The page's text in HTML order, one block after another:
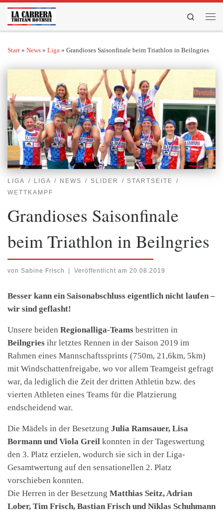
Zum Inhalt springen
Search
Start » News » Liga » Grandioses Saisonfinale beim Triathlon in Beilngries
LIGA LIGA NEWS SLIDER
STARTSEITE
WETTKAMPF
Grandioses Saisonfinale
beim Triathlon in Beilngries
von Sabine Frisch | Veröffentlicht am 20.08.2019
Besser kann ein Saisonabschluss eigentlich nicht laufen –
wir sind geflasht!
Unsere beiden Regionalliga-Teams bestritten in
Beilngries ihr letztes Rennen in der Saison 2019 im
Rahmen eines Mannschaftssprints (750m, 21,6km, 5km)
mit Windschattenfreigabe, wo vor allem Teamgeist gefragt
war, da lediglich die Zeit der dritten Athletin bzw. des
vierten Athleten eines Teams für die Platzierung
endscheidend war.
Die Mädels in der Besetzung Julia Ramsauer, Lisa
Bormann und Viola Greil konnten in der Tageswertung
den 3. Platz erzielen, wodurch sie sich in der Liga-
Gesamtwertung auf den sensationellen 2. Platz
vorschieben konnten.
Die Herren in der Besetzung Matthias Seitz, Adrian
Lober, Tim Frisch, Bastian Frisch und Niklas Schuhmann